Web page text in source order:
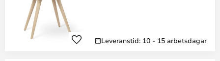
Leveranstid: 10 - 15 arbetsdagar